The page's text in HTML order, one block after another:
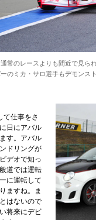
常のレースよりも間近で見ら
のミカ・サロ選手もデモンス
て仕事をさ
日にアバル
す。アバル
ドリングが
デオで知っ
道では運転
に運転して
ますね。ま
はないので
将来にデビ